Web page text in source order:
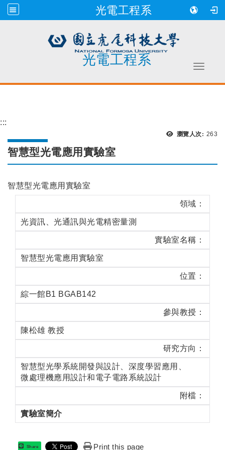
光電工程系
光電工程系
Toggle
:::
瀏覽人次: 瀏覽
263
智慧型光電應用實驗室
智慧型光電應用實驗室
領域：
光資訊、光通訊與光電精密量測
實驗室名稱：
智慧型光電應用實驗室
位置：
綜一館B1 BGAB142
參與教授：
陳松雄 教授
研究方向：
智慧型光學系統開發與設計、深度學習應用、
微處理機應用設計和電子電路系統設計
附檔：
實驗室簡介
Share Print this page